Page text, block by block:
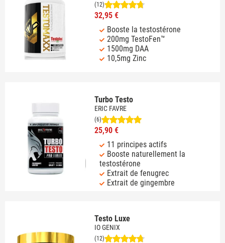
(12)
32,95 €
Booste la testostérone
200mg TestoFen™
1500mg DAA
10,5mg Zinc
Turbo Testo
ERIC FAVRE
(6)
25,90 €
11 principes actifs
Booste naturellement la
testostérone
Extrait de fenugrec
Extrait de gingembre
Testo Luxe
IO GENIX
(12)